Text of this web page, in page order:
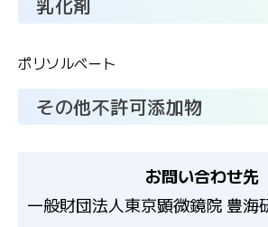
ポリソルベート
その他不許可添加物
お問い合わせ先
一般財団法人東京顕微鏡院 豊